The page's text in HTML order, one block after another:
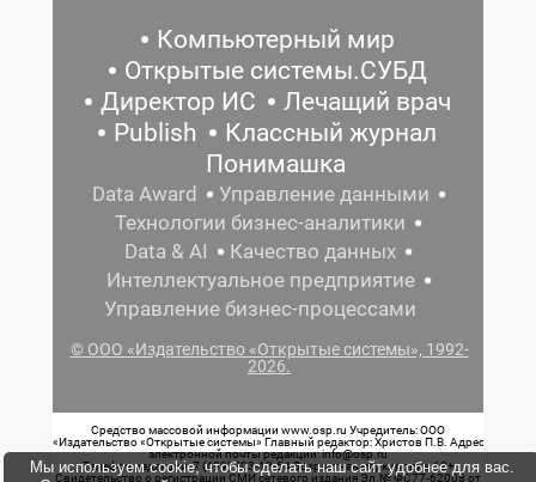
Компьютерный мир
Открытые системы.СУБД
Директор ИС
Лечащий врач
Publish
Классный журнал
Понимашка
Data Award
Управление данными
Технологии бизнес-аналитики
Data & AI
Качество данных
Интеллектуальное предприятие
Управление бизнес-процессами
© ООО «Издательство «Открытые системы», 1992-
2026.
Средство массовой информации www.osp.ru Учредитель: ООО
«Издательство «Открытые системы» Главный редактор: Христов П.В. Адрес
электронной почты редакции: info@osp.ru
Телефон редакции: 7 (499) 703-18-54 Возрастная маркировка: 12+
Свидетельство о регистрации СМИ сетевого издания Эл.№ ФС77-62008 от
Мы используем cookie, чтобы сделать наш сайт удобнее для вас.